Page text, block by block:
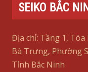
SEIKO BẮC
Địa chỉ: Tầng 1,
Bà Trưng, Phường
Tỉnh Bắc Ninh